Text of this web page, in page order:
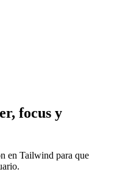
focus y
en Tailwind para que